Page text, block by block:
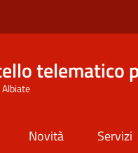
telematico
Novità Servizi